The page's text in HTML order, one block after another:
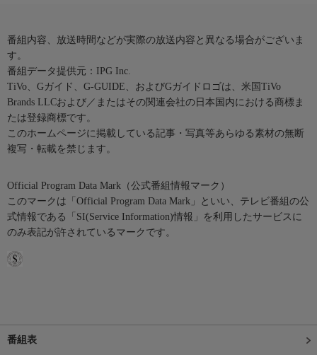
番組内容、放送時間などが実際の放送内容と異なる場合がございま
す。
番組データ提供元：IPG Inc.
TiVo、Gガイド、G-GUIDE、およびGガイドロゴは、米国TiVo
Brands LLCおよび／またはその関連会社の日本国内における商標ま
たは登録商標です。
このホームページに掲載している記事・写真等あらゆる素材の無断
複写・転載を禁じます。
Official Program Data Mark（公式番組情報マーク）
このマークは「Official Program Data Mark」といい、テレビ番組の公
式情報である「SI(Service Information)情報」を利用したサービスに
のみ表記が許されているマークです。
番組表